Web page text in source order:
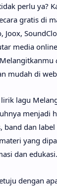
perlu ya?
gratis di
Joox,
media
mudah di
lagu
menjadi
band dan
yang
dan edukasi.
dengan